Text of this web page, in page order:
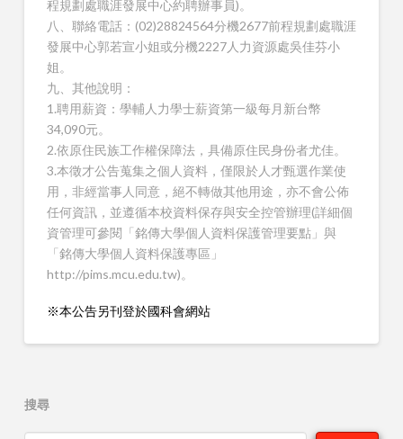
程規劃處職涯發展中心約聘辦事員)。
八、聯絡電話：(02)28824564分機2677前程規劃處職涯
發展中心郭若宣小姐或分機2227人力資源處吳佳芬小
姐。
九、其他說明：
1.聘用薪資：學輔人力學士薪資第一級每月新台幣
34,090元。
2.依原住民族工作權保障法，具備原住民身份者尤佳。
3.本徵才公告蒐集之個人資料，僅限於人才甄選作業使
用，非經當事人同意，絕不轉做其他用途，亦不會公佈
任何資訊，並遵循本校資料保存與安全控管辦理(詳細個
資管理可參閱「銘傳大學個人資料保護管理要點」與
「銘傳大學個人資料保護專區」
http://pims.mcu.edu.tw)。
※本公告另刊登於國科會網站
搜尋